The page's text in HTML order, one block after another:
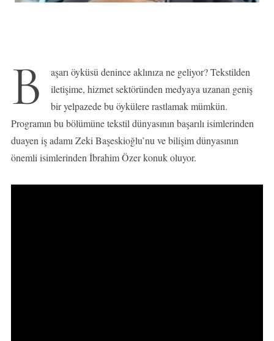
B
aşarı öyküsü denince aklınıza ne geliyor? Tekstilden
iletişime, hizmet sektöründen medyaya uzanan geniş
bir yelpazede bu öykülere rastlamak mümkün.
Programın bu bölümüne tekstil dünyasının başarılı isimlerinden
duayen iş adamı Zeki Başeskioğlu’nu ve bilişim dünyasının
önemli isimlerinden İbrahim Özer konuk oluyor.